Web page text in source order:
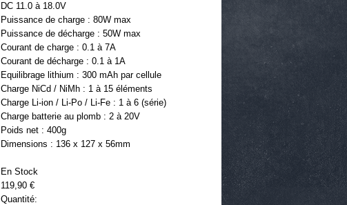
DC 11.0 à 18.0V
Puissance de charge : 80W max
Puissance de décharge : 50W max
Courant de charge : 0.1 à 7A
Courant de décharge : 0.1 à 1A
Equilibrage lithium : 300 mAh par cellule
Charge NiCd / NiMh : 1 à 15 éléments
Charge Li-ion / Li-Po / Li-Fe : 1 à 6 (série)
Charge batterie au plomb : 2 à 20V
Poids net : 400g
Dimensions : 136 x 127 x 56mm
En Stock
119,90 €
Quantité: